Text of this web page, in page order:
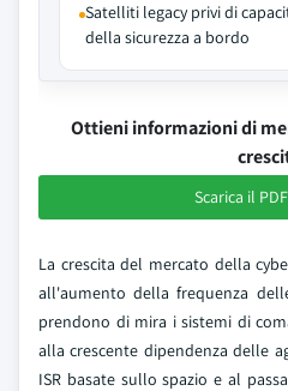
Satelliti legacy privi di
della sicurezza a bordo
Ottieni informazioni di
Scarica il
La crescita del mercato della
all'aumento della frequenza
prendono di mira i sistemi di
alla crescente dipendenza delle
ISR basate sullo spazio e al